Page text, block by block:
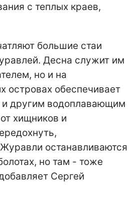
с теплых краев,
большие стаи
Десна служит им
но и на
островах обеспечивает
и другим водоплавающим
хищников и
останавливаются
но там - тоже
Сергей